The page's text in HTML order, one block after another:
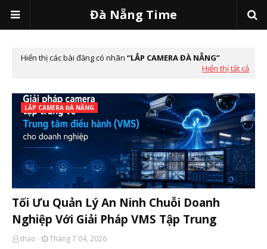
Đà Nẵng Time
Hiển thị các bài đăng có nhãn
LẮP CAMERA ĐÀ NẴNG
Hiển thị tất cả
LẮP CAMERA ĐÀ NẴNG
Tối Ưu Quản Lý An Ninh Chuỗi Doanh
Nghiệp Với Giải Pháp VMS Tập Trung
thao Tháng 7 04, 2026